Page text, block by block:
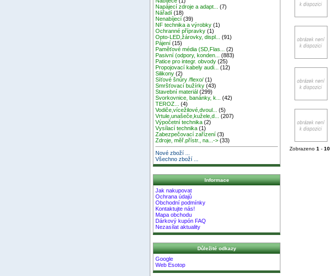
Napájecí zdroje a adapt...
(7)
Nářadí (18)
Nenabíjecí (39)
NF technika a výrobky (1)
Ochranné přípravky (1)
Opto-LED,žárovky, displ...
(91)
Pájení (15)
Paměťové média (SD,Flas...
(2)
Pasivní (odpory, konden...
(883)
Patice pro integr. obvody (25)
Propojovací kabely audi...
(12)
Silikony (2)
Síťové šnůry /flexo/ (1)
Smršťovací bužírky (43)
Stavební materiál (299)
Svorkovnice, banánky, k...
(42)
TEROZ...
(4)
Vodiče,vícežilové,dvoul...
(5)
Vrtule,unašeče,kužele,d...
(207)
Výpočetní technika (2)
Vysílací technika (1)
Zabezpečovací zařízení (3)
Zdroje, měř.přístr., na...-> (33)
Nové zboží ...
Všechno zboží ...
Informace
Jak nakupovat
Ochrana údajů
Obchodní podmínky
Kontaktujte nás!
Mapa obchodu
Dárkový kupón FAQ
Nezasílat aktuality
Důležité odkazy
Google
Web Esotop
Zobrazeno 1 - 10